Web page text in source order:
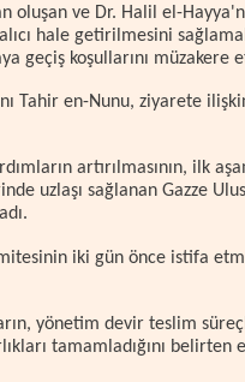
oluşan ve Dr. Halil el-
hale getirilmesini
geçiş koşullarını müzakere
Tahir en-Nunu, ziyarete
artırılmasının, ilk
uzlaşı sağlanan Gazze
iki gün önce istifa
yönetim devir teslim
tamamladığını belirten